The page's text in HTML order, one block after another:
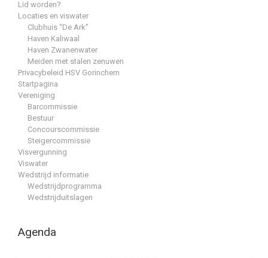
Lid worden?
Locaties en viswater
Clubhuis “De Ark”
Haven Kaliwaal
Haven Zwanenwater
Meiden met stalen zenuwen
Privacybeleid HSV Gorinchem
Startpagina
Vereniging
Barcommissie
Bestuur
Concourscommissie
Steigercommissie
Visvergunning
Viswater
Wedstrijd informatie
Wedstrijdprogramma
Wedstrijduitslagen
Agenda